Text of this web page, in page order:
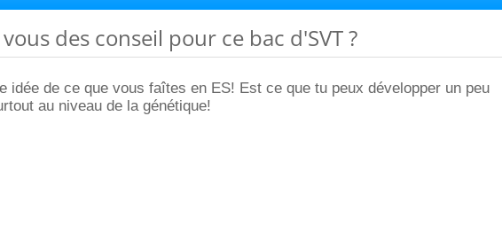
vous des conseil pour ce bac d'SVT ?
idée de ce que vous faîtes en ES! Est ce que tu peux développer un peu
au niveau de la génétique!